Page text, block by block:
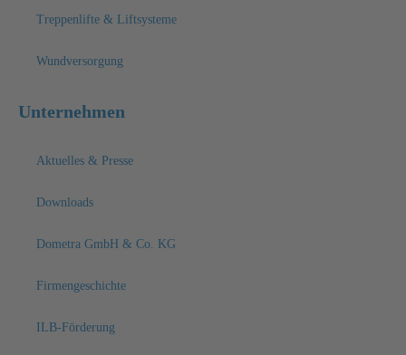
Treppenlifte & Liftsysteme
Wundversorgung
Unternehmen
Aktuelles & Presse
Downloads
Dometra GmbH & Co. KG
Firmengeschichte
ILB-Förderung